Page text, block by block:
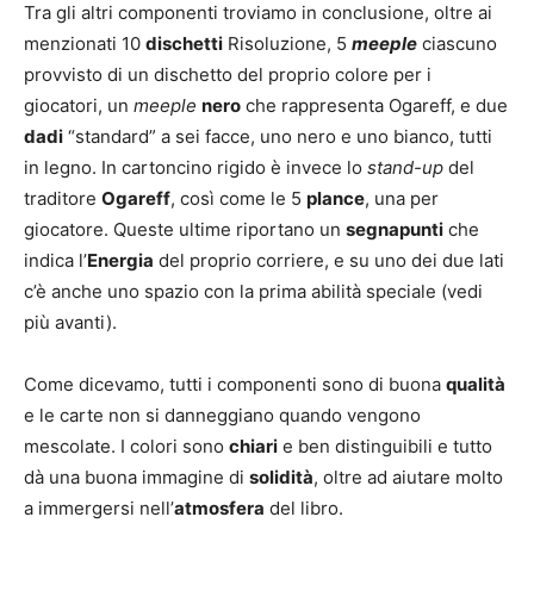
Tra gli altri componenti troviamo in conclusione, oltre ai
menzionati 10 dischetti Risoluzione, 5 meeple ciascuno
provvisto di un dischetto del proprio colore per i
giocatori, un meeple nero che rappresenta Ogareff, e due
dadi “standard” a sei facce, uno nero e uno bianco, tutti
in legno. In cartoncino rigido è invece lo stand-up del
traditore Ogareff, così come le 5 plance, una per
giocatore. Queste ultime riportano un segnapunti che
indica l’Energia del proprio corriere, e su uno dei due lati
c’è anche uno spazio con la prima abilità speciale (vedi
più avanti).
Come dicevamo, tutti i componenti sono di buona qualità
e le carte non si danneggiano quando vengono
mescolate. I colori sono chiari e ben distinguibili e tutto
dà una buona immagine di solidità, oltre ad aiutare molto
a immergersi nell’atmosfera del libro.